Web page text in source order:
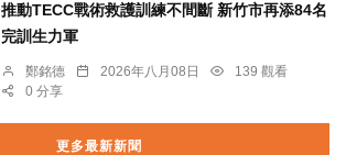
推動TECC戰術救護訓練不間斷 新竹市再添84名
完訓生力軍
鄭銘德 2026年八月08日
139 觀看
0 分享
更多最新新聞